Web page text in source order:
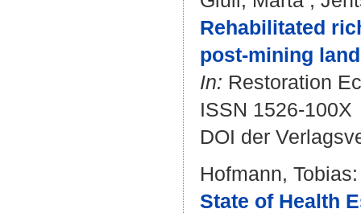
Rehabilitated
post-mining
In: Restoration
ISSN 1526-100X
DOI der
Hofmann, Tobias:
State of Health